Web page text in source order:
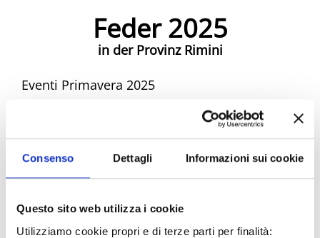
Consenso Dettagli Informazioni sui cookie
Questo sito web utilizza i cookie
Utilizziamo cookie propri e di terze parti per finalità:
Feder 2025
in der Provinz Rimini
Eventi Primavera 2025
Eventi di Primavera Riviera Rimini
Von